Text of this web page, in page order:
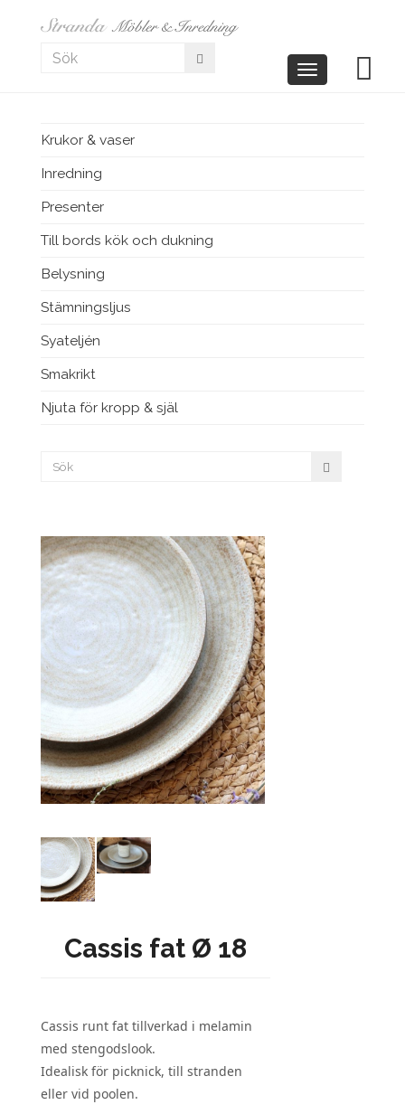
Toggle
Krukor & vaser
Inredning
Presenter
Till bords kök och dukning
Belysning
Stämningsljus
Syateljén
Smakrikt
Njuta för kropp & själ
Cassis fat Ø 18
Cassis runt fat tillverkad i melamin
med stengodslook.
Idealisk för picknick, till stranden
eller vid poolen.